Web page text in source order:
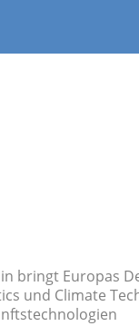
bringt Europas
und Climate